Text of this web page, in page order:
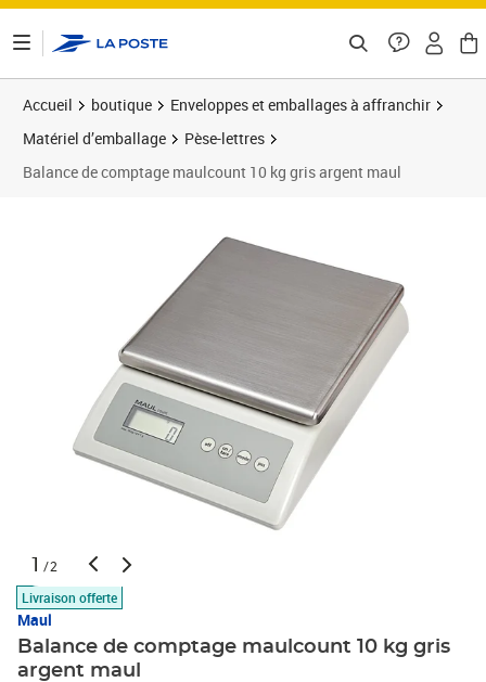
Accueil boutique
Enveloppes et emballages à affranchir
Matériel d’emballage
Pèse-lettres
Balance de comptage maulcount 10 kg gris argent maul
1 /2
Livraison offerte
Maul
Balance de comptage maulcount 10 kg gris
argent maul